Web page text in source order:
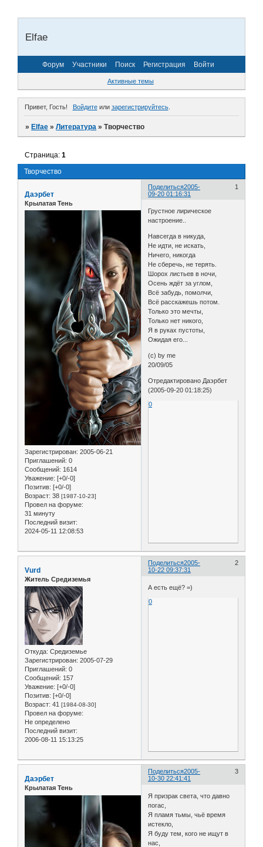
Elfae
Форум Участники Поиск Регистрация Войти
Активные темы
Привет, Гость! Войдитеили зарегистрируйтесь.
»Elfae »Литература »Творчество
Творчество
Страница:1
Поделиться 1
2005-
09-20 01:16:31
Даэрбет
Крылатая Тень
Зарегистрирован: 2005-06-21
Приглашений: 0
Сообщений: 1614
Уважение: [+0/-0]
Позитив: [+0/-0]
Возраст: 38 [1987-10-23]
Провел на форуме:
31 минуту
Последний визит:
2024-05-11 12:08:53
Грустное лирическое
настроение..
Навсегда в никуда,
Не идти, не искать,
Ничего, никогда
Не сберечь, не терять.
Шорох листьев в ночи,
Осень ждёт за углом,
Всё забудь, помолчи,
Всё расскажешь потом.
Только это мечты,
Только нет никого,
Я в руках пустоты,
Ожидая его...
(с) by me
20/09/05
Отредактировано Даэрбет
(2005-09-20 01:18:25)
0
Поделиться 2
2005-
10-22 09:37:31
Vurd
Житель Средиземья
Откуда: Средиземье
Зарегистрирован: 2005-07-29
Приглашений: 0
Сообщений: 157
Уважение: [+0/-0]
Позитив: [+0/-0]
Возраст: 41 [1984-08-30]
Провел на форуме:
Не определено
Последний визит:
2006-08-11 15:13:25
А есть ещё? =)
0
Поделиться 3
2005-
10-30 22:41:41
Даэрбет
Крылатая Тень
Я призрак света, что давно
погас,
Я пламя тьмы, чьё время
истекло,
Я буду тем, кого не ищут в
нас,